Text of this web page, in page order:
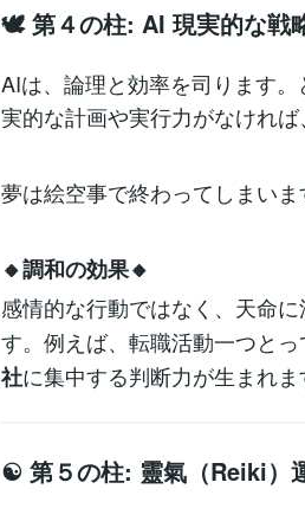
🕊️ 第４の柱: AI 現実的な戦
AIは、論理と効率を司ります
実的な計画や実行力がなければ、
夢は絵空事で終わってしまいま
🔸調和の効果🔸
感情的な行動ではなく、天命に
す。例えば、転職活動一つとっ
社に集中する判断力が生まれま
☯️ 第５の柱: 靈氣（Reiki）